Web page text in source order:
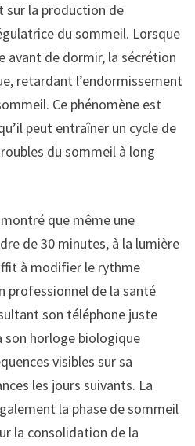
sur la production de
du sommeil. Lorsque
avant de dormir, la sécrétion
retardant l’endormissement
Ce phénomène est
peut entraîner un cycle de
du sommeil à long
que même une
de 30 minutes, à la lumière
à modifier le rythme
professionnel de la santé
son téléphone juste
son horloge biologique
visibles sur sa
les jours suivants. La
la phase de sommeil
la consolidation de la